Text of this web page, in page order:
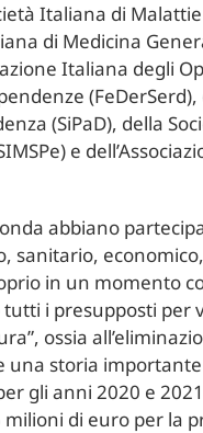
Italiana di
di Medicina
Italiana degli
(FeDerSerd),
(SiPaD), della
e
abbiano
sanitario,
in un momento
tutti i presupposti per
ossia
una storia
gli anni 2020 e
di euro per la